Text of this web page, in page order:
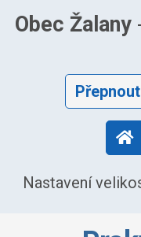
Obec Žalany
Nastavení